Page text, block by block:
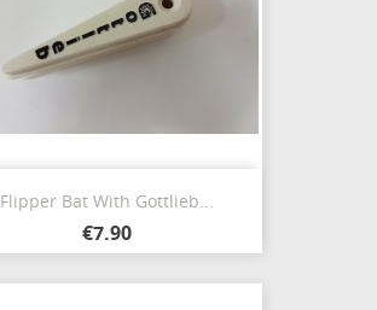
Flipper Bat With Gottlieb...
€7.90